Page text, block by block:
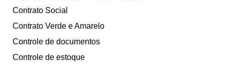
Contrato Social
Contrato Verde e Amarelo
Controle de documentos
Controle de estoque